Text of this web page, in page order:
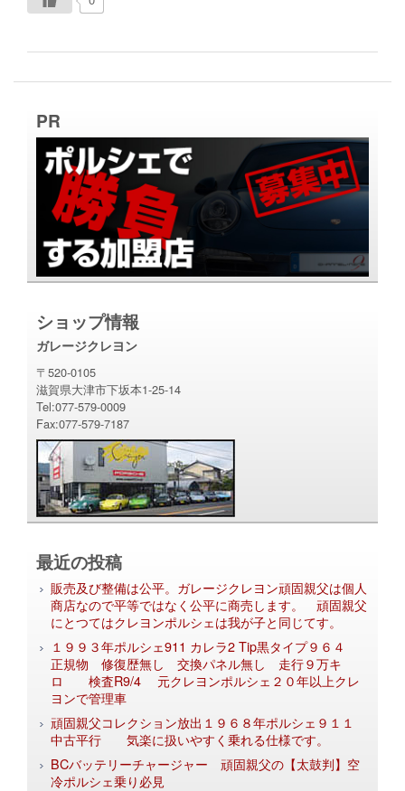
PR
ショップ情報
ガレージクレヨン
〒520-0105
滋賀県大津市下坂本1-25-14
Tel:077-579-0009
Fax:077-579-7187
最近の投稿
販売及び整備は公平。ガレージクレヨン頑固親父は個人
商店なので平等ではなく公平に商売します。 頑固親父
にとつてはクレヨンポルシェは我が子と同じてす。
１９９３年ポルシェ911 カレラ2 Tip黒タイプ９６４
正規物 修復歴無し 交換パネル無し 走行９万キ
ロ 検査R9/4 元クレヨンポルシェ２０年以上クレ
ヨンで管理車
頑固親父コレクション放出１９６８年ポルシェ９１１
中古平行 気楽に扱いやすく乗れる仕様です。
BCバッテリーチャージャー 頑固親父の【太鼓判】空
冷ポルシェ乗り必見